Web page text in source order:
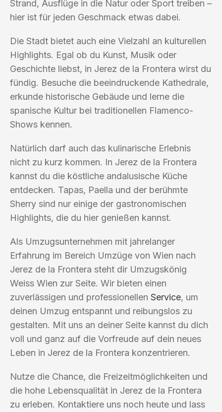
Strand, Ausflüge in die Natur oder Sport treiben –
hier ist für jeden Geschmack etwas dabei.
Die Stadt bietet auch eine Vielzahl an kulturellen
Highlights. Egal ob du Kunst, Musik oder
Geschichte liebst, in Jerez de la Frontera wirst du
fündig. Besuche die beeindruckende Kathedrale,
erkunde historische Gebäude und lerne die
spanische Kultur bei traditionellen Flamenco-
Shows kennen.
Natürlich darf auch das kulinarische Erlebnis
nicht zu kurz kommen. In Jerez de la Frontera
kannst du die köstliche andalusische Küche
entdecken. Tapas, Paella und der berühmte
Sherry sind nur einige der gastronomischen
Highlights, die du hier genießen kannst.
Als Umzugsunternehmen mit jahrelanger
Erfahrung im Bereich Umzüge von Wien nach
Jerez de la Frontera steht dir Umzugskönig
Weiss Wien zur Seite. Wir bieten einen
zuverlässigen und professionellen Service, um
deinen Umzug entspannt und reibungslos zu
gestalten. Mit uns an deiner Seite kannst du dich
voll und ganz auf die Vorfreude auf dein neues
Leben in Jerez de la Frontera konzentrieren.
Nutze die Chance, die Freizeitmöglichkeiten und
die hohe Lebensqualität in Jerez de la Frontera
zu erleben. Kontaktiere uns noch heute und lass